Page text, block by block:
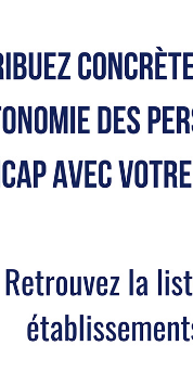
de Coopération
de
disponibles sur le
enfants et